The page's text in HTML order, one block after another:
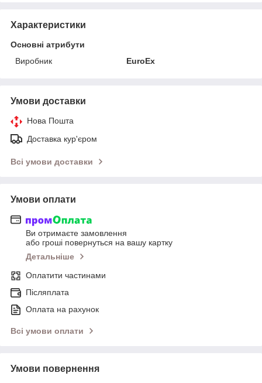
Характеристики
Основні атрибути
Виробник
EuroEx
Умови доставки
Нова Пошта
Доставка кур'єром
Всі умови доставки
Умови оплати
Ви отримаєте замовлення
або гроші повернуться на вашу картку
Детальніше
Оплатити частинами
Післяплата
Оплата на рахунок
Всі умови оплати
Умови повернення